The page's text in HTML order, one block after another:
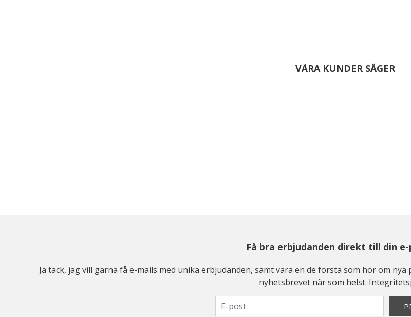
VÅRA KUNDER SÄGER
Få bra erbjudanden direkt till din
Ja tack, jag vill gärna få e-mails med unika erbjudanden, samt vara en de första som hör om
nyhetsbrevet när som helst.